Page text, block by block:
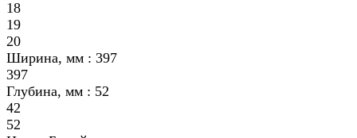
18
19
20
Ширина, мм : 397
397
Глубина, мм : 52
42
52